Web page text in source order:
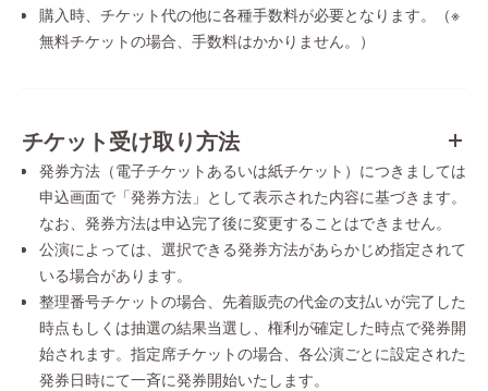
購入時、チケット代の他に各種手数料が必要となります。（※
無料チケットの場合、手数料はかかりません。）
チケット受け取り方法
発券方法（電子チケットあるいは紙チケット）につきましては
申込画面で「発券方法」として表示された内容に基づきます。
なお、発券方法は申込完了後に変更することはできません。
公演によっては、選択できる発券方法があらかじめ指定されて
いる場合があります。
整理番号チケットの場合、先着販売の代金の支払いが完了した
時点もしくは抽選の結果当選し、権利が確定した時点で発券開
始されます。指定席チケットの場合、各公演ごとに設定された
発券日時にて一斉に発券開始いたします。